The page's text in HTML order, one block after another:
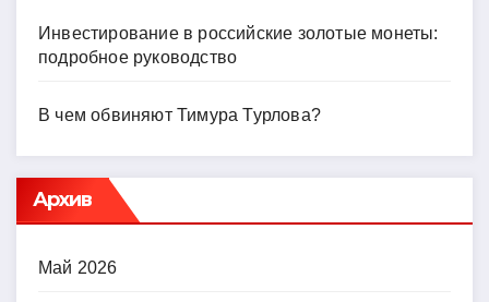
Инвестирование в российские золотые монеты:
подробное руководство
В чем обвиняют Тимура Турлова?
Архив
Май 2026